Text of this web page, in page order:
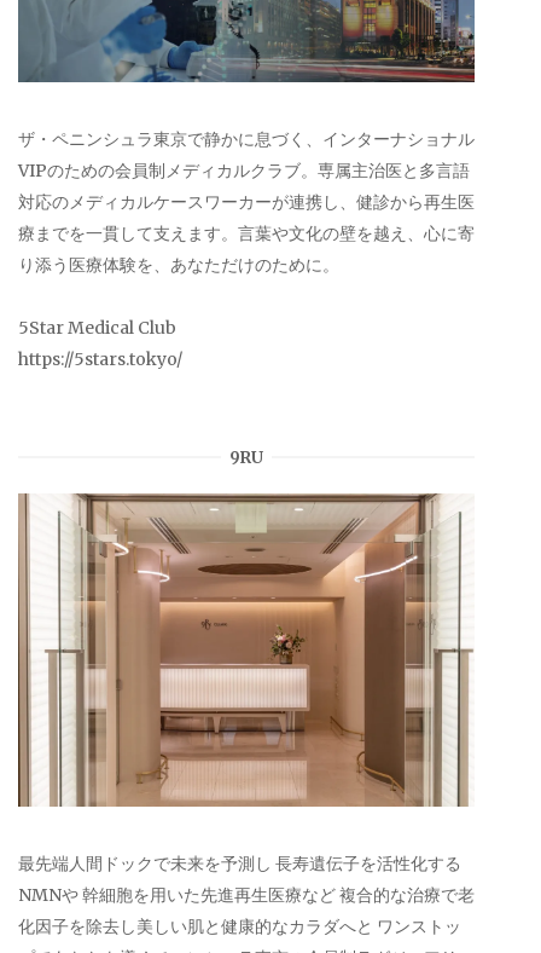
ザ・ペニンシュラ東京で静かに息づく、インターナショナル
VIPのための会員制メディカルクラブ。専属主治医と多言語
対応のメディカルケースワーカーが連携し、健診から再生医
療までを一貫して支えます。言葉や文化の壁を越え、心に寄
り添う医療体験を、あなただけのために。
5Star Medical Club
https://5stars.tokyo/
9RU
最先端人間ドックで未来を予測し 長寿遺伝子を活性化する
NMNや 幹細胞を用いた先進再生医療など 複合的な治療で老
化因子を除去し美しい肌と健康的なカラダへと ワンストッ